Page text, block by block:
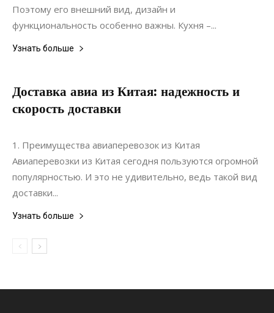
Поэтому его внешний вид, дизайн и
функциональность особенно важны. Кухня –...
Узнать больше
Доставка авиа из Китая: надежность и
скорость доставки
15.06.2022
1. Преимущества авиаперевозок из Китая
Авиаперевозки из Китая сегодня пользуются огромной
популярностью. И это не удивительно, ведь такой вид
доставки...
Узнать больше